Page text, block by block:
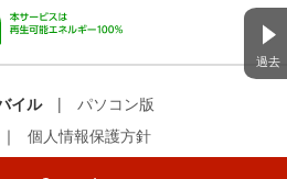
過去
イル |
パソコン版
｜ 個人情報保護方針